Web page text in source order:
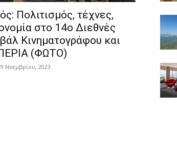
Πολιτισμός, τέχνες,
στο 14ο Διεθνές
Κινηματογράφου και
(ΦΩΤΟ)
Νοεμβρίου, 2023